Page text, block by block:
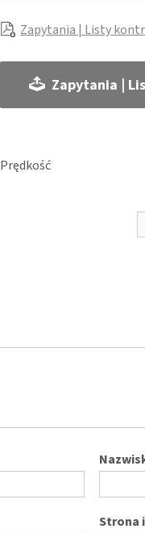
Zapytania | Listy
Zapytania |
Prędkość
Strona